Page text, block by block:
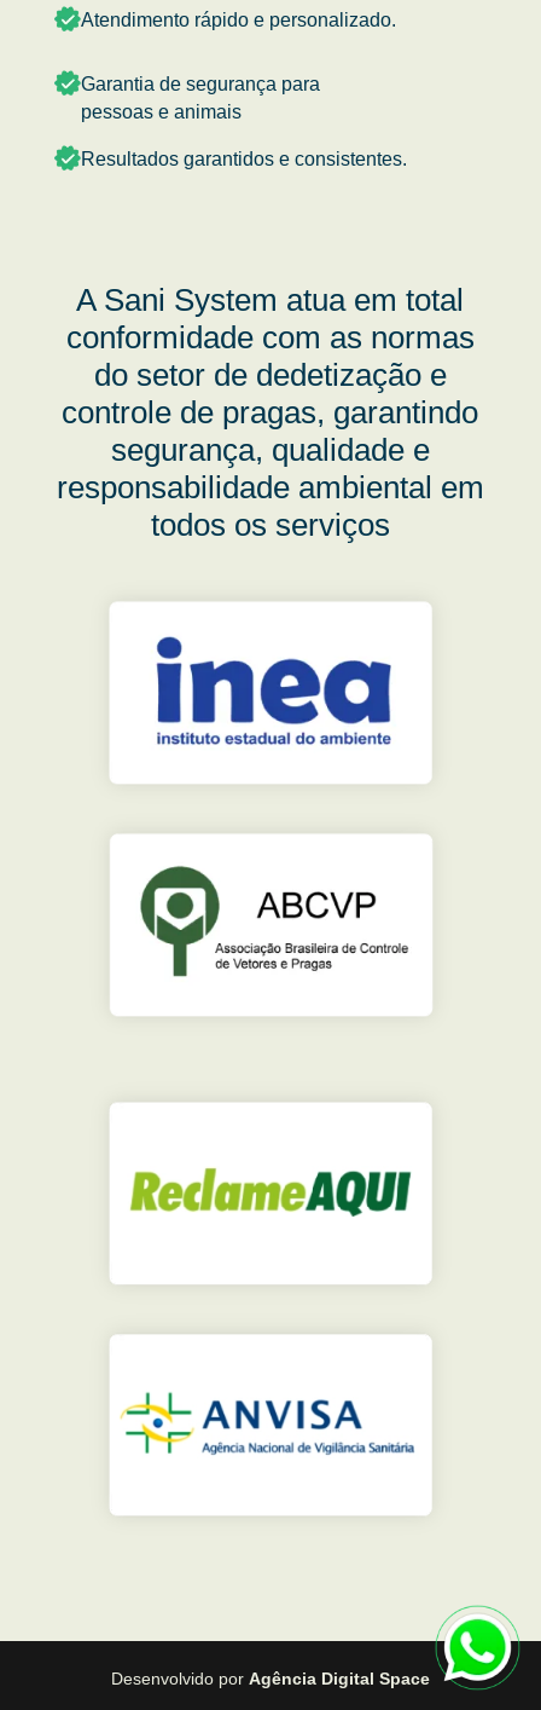
Atendimento rápido e personalizado.
Garantia de segurança para
pessoas e animais
Resultados garantidos e consistentes.
A Sani System atua em total
conformidade com as normas
do setor de dedetização e
controle de pragas, garantindo
segurança, qualidade e
responsabilidade ambiental em
todos os serviços
Desenvolvido por Agência Digital Space